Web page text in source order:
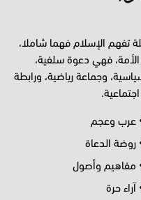
تفهم الإسلام فهما شاملا،
فهي دعوة سلفية،
وجماعة رياضية، ورابطة
عرب وعجم
روضة الدعاة
مفاهيم وأصول
آراء حرة